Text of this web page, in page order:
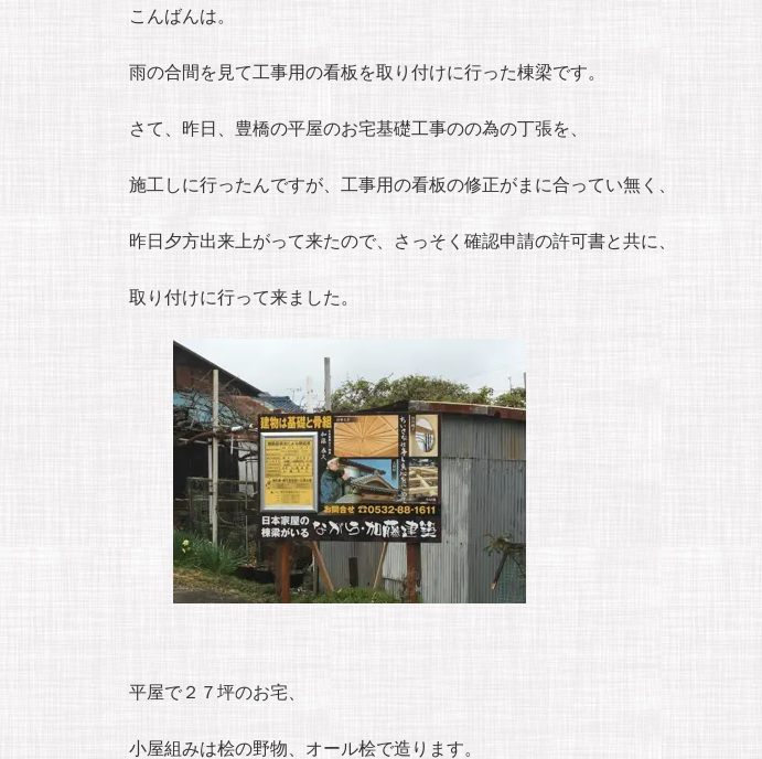
こんばんは。
雨の合間を見て工事用の看板を取り付けに行った棟梁です。
さて、昨日、豊橋の平屋のお宅基礎工事のの為の丁張を、
施工しに行ったんですが、工事用の看板の修正がまに合ってい無く、
昨日夕方出来上がって来たので、さっそく確認申請の許可書と共に、
取り付けに行って来ました。
平屋で２７坪のお宅、
小屋組みは桧の野物、オール桧で造ります。